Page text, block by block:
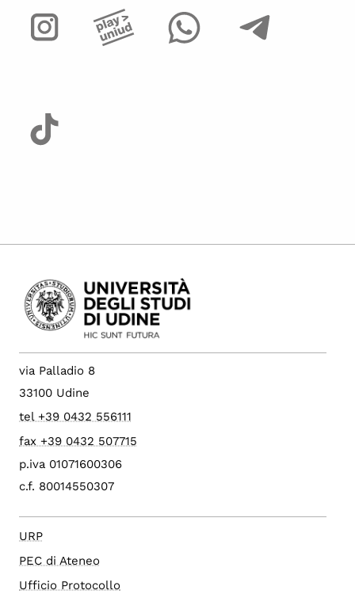
via Palladio 8
33100 Udine
tel +39 0432 556111
fax +39 0432 507715
p.iva 01071600306
c.f. 80014550307
URP
PEC di Ateneo
Ufficio Protocollo